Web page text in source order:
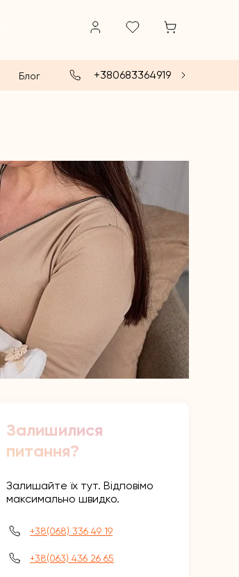
Блог +380683364919
Залишилися
питання?
Залишайте їх тут. Відповімо
максимально швидко.
+38(068) 336 49 19
+38(063) 436 26 65